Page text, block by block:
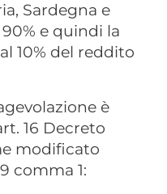
Sardegna e
e quindi la
10% del reddito
è
16 Decreto
modificato
comma 1: